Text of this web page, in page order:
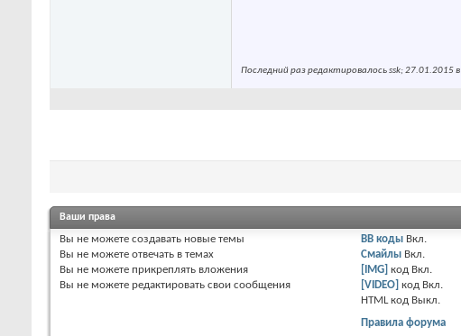
Последний раз редактировалось ssk; 27.01.2015 в
Ваши права
Вы не можете создавать новые темы
Вы не можете отвечать в темах
Вы не можете прикреплять вложения
Вы не можете редактировать свои сообщения
BB коды Вкл.
Смайлы Вкл.
[IMG] код Вкл.
[VIDEO] код Вкл.
HTML код Выкл.
Правила форума